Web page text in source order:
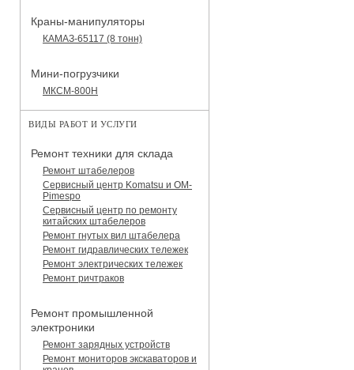
Краны-манипуляторы
КАМАЗ-65117 (8 тонн)
Мини-погрузчики
МКСМ-800H
ВИДЫ РАБОТ И УСЛУГИ
Ремонт техники для склада
Ремонт штабелеров
Сервисный центр Komatsu и OM-
Pimespo
Сервисный центр по ремонту
китайских штабелеров
Ремонт гнутых вил штабелера
Ремонт гидравлических тележек
Ремонт электрических тележек
Ремонт ричтраков
Ремонт промышленной
электроники
Ремонт зарядных устройств
Ремонт мониторов экскаваторов и